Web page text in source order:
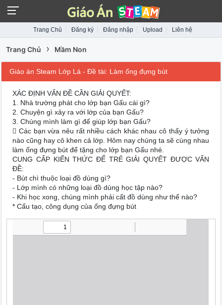
Trang Chủ Đăng ký Đăng nhập Upload Liên hệ
Trang Chủ › Mầm Non
Giáo án Steam Lớp Lá - Đề tài: Làm ống đựng bút
XÁC ĐỊNH VẤN ĐỀ CẦN GIẢI QUYẾT:
1. Nhà trường phát cho lớp bạn Gấu cái gì?
2. Chuyện gì xảy ra với lớp của bạn Gấu?
3. Chúng mình làm gì để giúp lớp bạn Gấu?
 Các bạn vừa nêu rất nhiều cách khác nhau cô thấy ý tưởng
nào cũng hay cô khen cả lớp. Hôm nay chúng ta sẽ cùng nhau
làm ống đựng bút để tặng cho lớp bạn Gấu nhé.
CUNG CẤP KIẾN THỨC ĐỂ TRẺ GIẢI QUYẾT ĐƯỢC VẤN
ĐỀ:
- Bút chì thuộc loại đồ dùng gì?
- Lớp mình có những loại đồ dùng học tập nào?
- Khi học xong, chúng mình phải cất đồ dùng như thế nào?
* Cấu tạo, công dụng của ống đựng bút